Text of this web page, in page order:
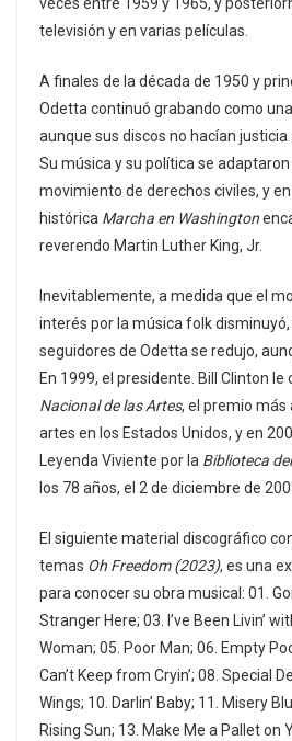
televisión y en varias películas.
A finales de la década de 1950 y
Odetta continuó grabando como
aunque sus discos no hacían
Su música y su política se
movimiento de derechos civiles, y
histórica Marcha en Washington
reverendo Martin Luther King, Jr.
Inevitablemente, a medida que el
interés por la música folk
seguidores de Odetta se redujo,
En 1999, el presidente. Bill Clinton le
Nacional de las Artes, el premio más
artes en los Estados Unidos, y en
Leyenda Viviente por la Biblioteca
los 78 años, el 2 de diciembre de
El siguiente material discográfico
temas Oh Freedom (2023), es una
para conocer su obra musical: 01.
Stranger Here; 03. I’ve Been Livin’
Woman; 05. Poor Man; 06. Empty
Can’t Keep from Cryin’; 08. Special
Wings; 10. Darlin’ Baby; 11. Misery
Rising Sun; 13. Make Me a Pallet on